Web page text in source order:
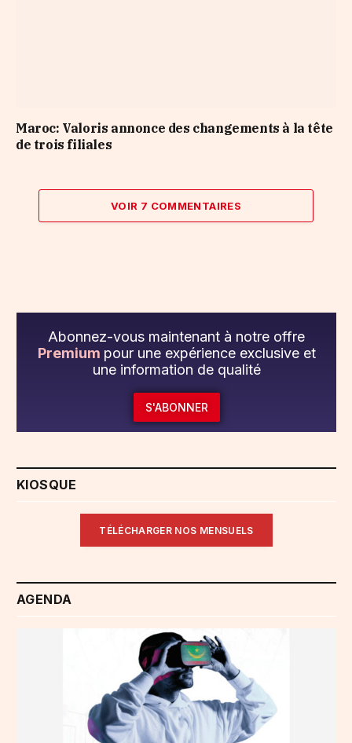
Maroc: Valoris annonce des changements à la tête
de trois filiales
VOIR 7 COMMENTAIRES
Abonnez-vous maintenant à notre offre
Premium pour une expérience exclusive et
une information de qualité
S'ABONNER
KIOSQUE
TÉLÉCHARGER NOS MENSUELS
AGENDA